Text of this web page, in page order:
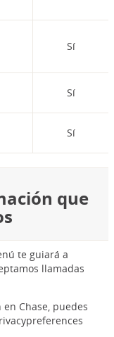
Sí
Sí
Sí
que
te guiará a
llamadas
Chase, puedes